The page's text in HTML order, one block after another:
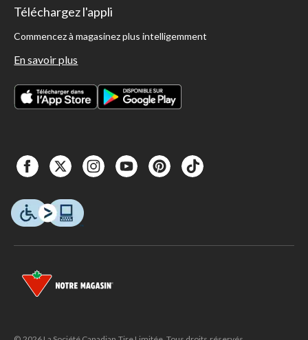
Téléchargez l'appli
Commencez à magasinez plus intelligemment
En savoir plus